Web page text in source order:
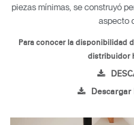
hecha para ella.
• Su construcción ligera
• World LM está
para almohadillas para
piezas mínimas, se construyó
aspecto
Para conocer la disponibilidad
distribuidor
Descargar